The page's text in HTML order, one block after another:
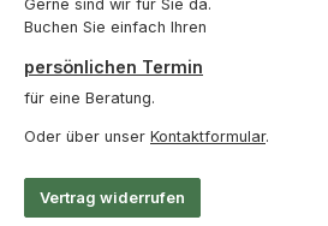
Gerne sind wir für Sie da.
Buchen Sie einfach Ihren
persönlichen Termin
für eine Beratung.
Oder über unser Kontaktformular.
Vertrag widerrufen